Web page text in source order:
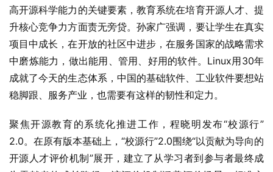
高开源科学能力的关键要素，教育系统在培育开源人才、提
升核心竞争力方面责无旁贷。孙家广强调，要让学生在真实
项目中成长，在开放的社区中进步，在服务国家的战略需求
中磨炼能力，做出能用、管用、好用的软件。Linux用30年
成就了今天的生态体系，中国的基础软件、工业软件要想站
稳脚跟、服务产业，也需要有这样的韧性和定力。
聚焦开源教育的系统化推进工作，程晓明发布“校源行”
2.0。在原有版本基础上，“校源行”2.0围绕“以贡献为导向的
开源人才评价机制”展开，建立了从学习者到参与者最终成